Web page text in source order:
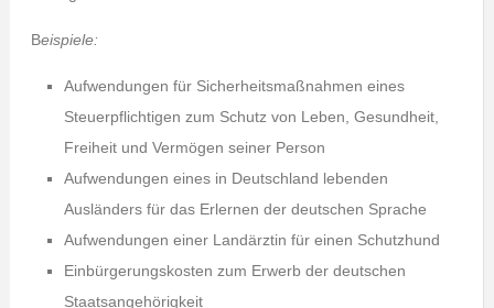
Beispiele:
Aufwendungen für Sicherheitsmaßnahmen eines
Steuerpflichtigen zum Schutz von Leben, Gesundheit,
Freiheit und Vermögen seiner Person
Aufwendungen eines in Deutschland lebenden
Ausländers für das Erlernen der deutschen Sprache
Aufwendungen einer Landärztin für einen Schutzhund
Einbürgerungskosten zum Erwerb der deutschen
Staatsangehörigkeit